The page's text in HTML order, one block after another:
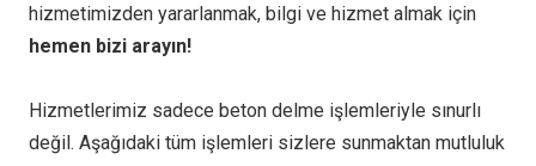
hizmetimizden yararlanmak, bilgi ve hizmet almak için
hemen bizi arayın!
Hizmetlerimiz sadece beton delme işlemleriyle sınurlı
değil. Aşağıdaki tüm işlemleri sizlere sunmaktan mutluluk